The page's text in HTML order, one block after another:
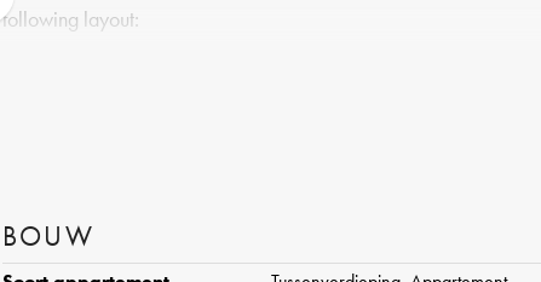
following layout:
of sunshine. At the rear is the open kitchen located with fantastic
BOUW